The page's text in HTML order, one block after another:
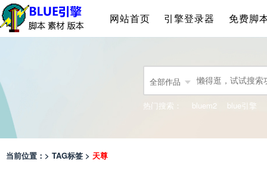
网站首页 引擎登录器 免费脚
全部作品
热门搜索： bluem2 blue引擎
当前位置：> TAG标签 > 天尊